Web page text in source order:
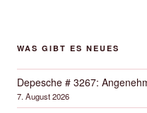
WAS GIBT ES NEUES
Depesche # 3267:
7. August 2026